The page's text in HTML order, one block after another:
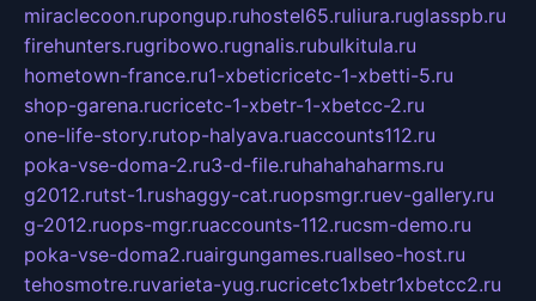
miraclecoon.rupongup.ruhostel65.ruliura.ruglasspb.ru
firehunters.rugribowo.rugnalis.rubulkitula.ru
hometown-france.ru1-xbeticricetc-1-xbetti-5.ru
shop-garena.rucricetc-1-xbetr-1-xbetcc-2.ru
one-life-story.rutop-halyava.ruaccounts112.ru
poka-vse-doma-2.ru3-d-file.ruhahahaharms.ru
g2012.rutst-1.rushaggy-cat.ruopsmgr.ruev-gallery.ru
g-2012.ruops-mgr.ruaccounts-112.rucsm-demo.ru
poka-vse-doma2.ruairgungames.ruallseo-host.ru
tehosmotre.ruvarieta-yug.rucricetc1xbetr1xbetcc2.ru